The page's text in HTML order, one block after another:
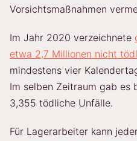
Vorsichtsmaßnahmen
Im Jahr 2020 verzeichnete
etwa 2,7 Millionen nicht
mindestens vier
Im selben Zeitraum gab es
3,355 tödliche Unfälle.
Für Lagerarbeiter kann